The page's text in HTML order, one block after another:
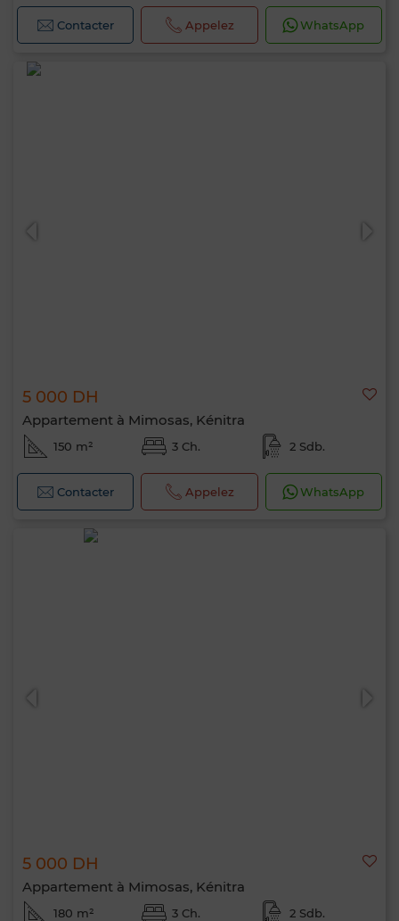
Contacter Appelez WhatsApp
5 000 DH
Appartement à Mimosas, Kénitra
150 m² 3 Ch. 2 Sdb.
Contacter Appelez WhatsApp
5 000 DH
Appartement à Mimosas, Kénitra
180 m² 3 Ch. 2 Sdb.